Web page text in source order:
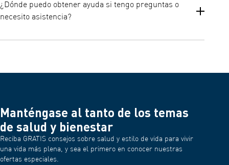
¿Dónde puedo obtener ayuda si tengo preguntas o
necesito asistencia?
Manténgase al tanto de los temas
de salud y bienestar
Reciba GRATIS consejos sobre salud y estilo de vida para vivir
una vida más plena, y sea el primero en conocer nuestras
ofertas especiales.